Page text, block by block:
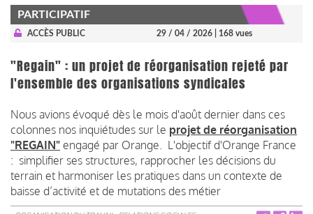
PARTICIPATIF
ACCÈS PUBLIC 29 / 04 / 2026 | 168 vues
"Regain" : un projet de réorganisation rejeté par
l'ensemble des organisations syndicales
Nous avions évoqué dès le mois d'août dernier dans ces
colonnes nos inquiétudes sur le projet de réorganisation
"REGAIN" engagé par Orange. L'objectif d'Orange France
: simplifier ses structures, rapprocher les décisions du
terrain et harmoniser les pratiques dans un contexte de
baisse d’activité et de mutations des métier